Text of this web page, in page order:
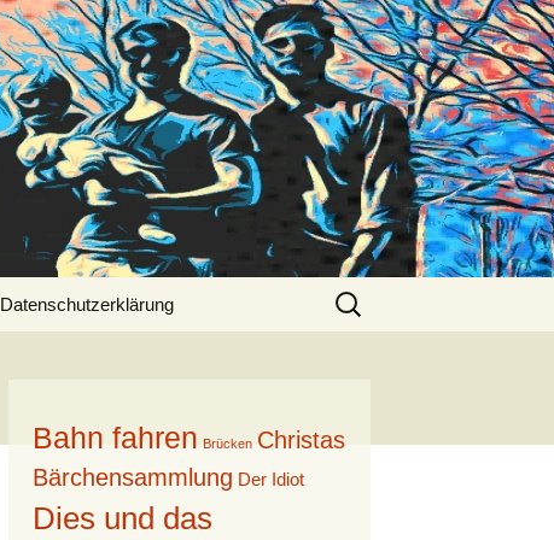
Datenschutzerklärung
Suche
nach:
Bahn fahren Brücken Christas
Bärchensammlung Der Idiot
Dies und das